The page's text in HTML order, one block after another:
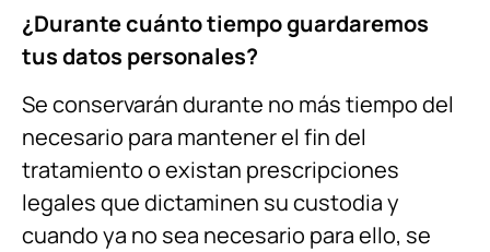
¿Durante cuánto tiempo guardaremos
tus datos personales?
Se conservarán durante no más tiempo del
necesario para mantener el fin del
tratamiento o existan prescripciones
legales que dictaminen su custodia y
cuando ya no sea necesario para ello, se